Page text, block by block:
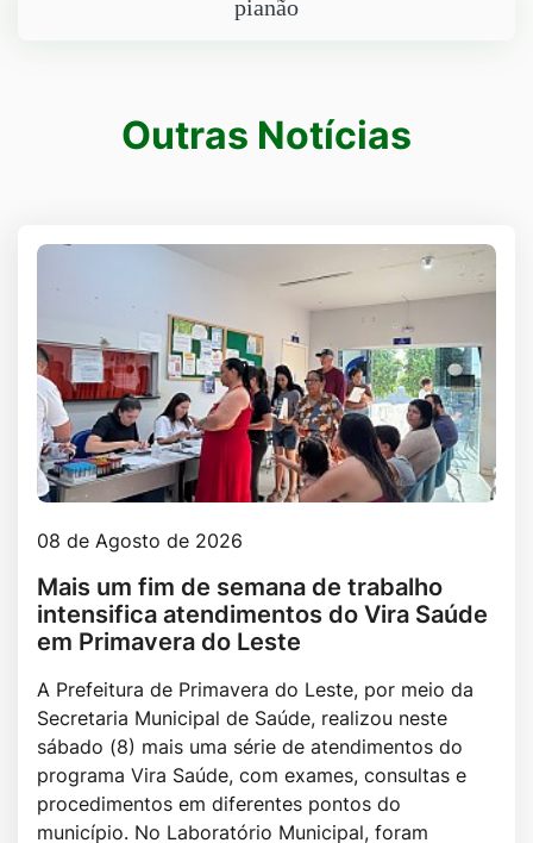
pianão
Outras notíciasOutras Notícias
08 de Agosto de 2026
Mais um fim de semana de trabalho
intensifica atendimentos do Vira Saúde
em Primavera do Leste
A Prefeitura de Primavera do Leste, por meio da
Secretaria Municipal de Saúde, realizou neste
sábado (8) mais uma série de atendimentos do
programa Vira Saúde, com exames, consultas e
procedimentos em diferentes pontos do
município. No Laboratório Municipal, foram